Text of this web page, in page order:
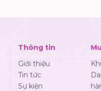
Thông tin
Giới thiệu
Tin tức
Sự kiện